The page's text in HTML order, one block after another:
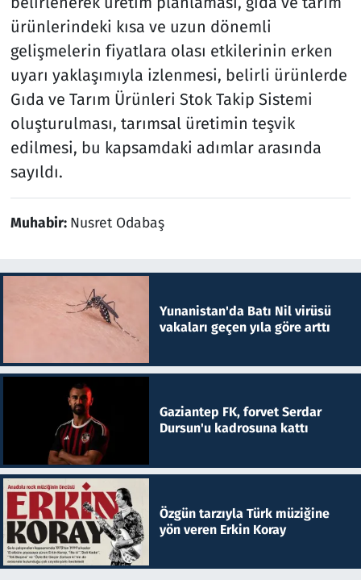
ürünlerindeki kısa ve uzun dönemli
gelişmelerin fiyatlara olası etkilerinin erken
uyarı yaklaşımıyla izlenmesi, belirli ürünlerde
Gıda ve Tarım Ürünleri Stok Takip Sistemi
oluşturulması, tarımsal üretimin teşvik
edilmesi, bu kapsamdaki adımlar arasında
sayıldı.
Muhabir: Nusret Odabaş
Yunanistan'da Batı Nil virüsü
vakaları geçen yıla göre arttı
Gaziantep FK, forvet Serdar
Dursun'u kadrosuna kattı
Özgün tarzıyla Türk müziğine
yön veren Erkin Koray